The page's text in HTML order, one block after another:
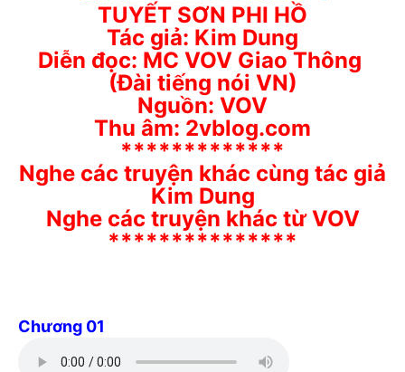
TUYẾT SƠN PHI HỒ
Tác giả: Kim Dung
Diễn đọc: MC VOV Giao Thông
(Đài tiếng nói VN)
Nguồn: VOV
Thu âm: 2vblog.com
*************
Nghe các truyện khác cùng tác giả
Kim Dung
Nghe các truyện khác từ VOV
***************
Chương 01